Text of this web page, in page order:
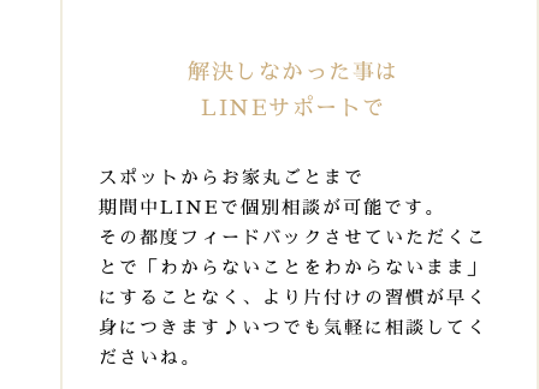
解決しなかった事は
LINEサポートで
スポットからお家丸ごとまで
期間中LINEで個別相談が可能です。
その都度フィードバックさせていただくこ
とで「わからないことをわからないまま」
にすることなく、より片付けの習慣が早く
身につきます♪ いつでも気軽に相談してく
ださいね。